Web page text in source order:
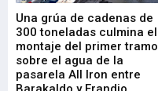
Una grúa de cadenas de
300 toneladas culmina el
montaje del primer tramo
sobre el agua de la
pasarela All Iron entre